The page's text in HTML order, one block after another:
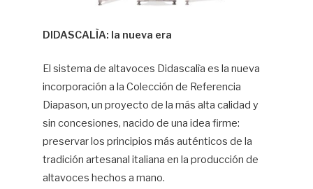
DIDASCALÌA: la nueva era
El sistema de altavoces Didascalìa es la nueva
incorporación a la Colección de Referencia
Diapason, un proyecto de la más alta calidad y
sin concesiones, nacido de una idea firme:
preservar los principios más auténticos de la
tradición artesanal italiana en la producción de
altavoces hechos a mano.